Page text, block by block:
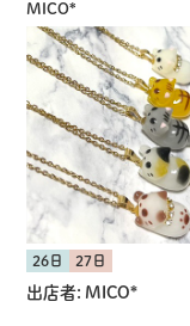
MICO*
26日 27日
出店者: MICO*